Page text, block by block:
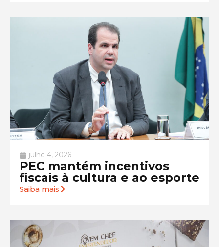
julho 4, 2026
PEC mantém incentivos
fiscais à cultura e ao esporte
Saiba mais